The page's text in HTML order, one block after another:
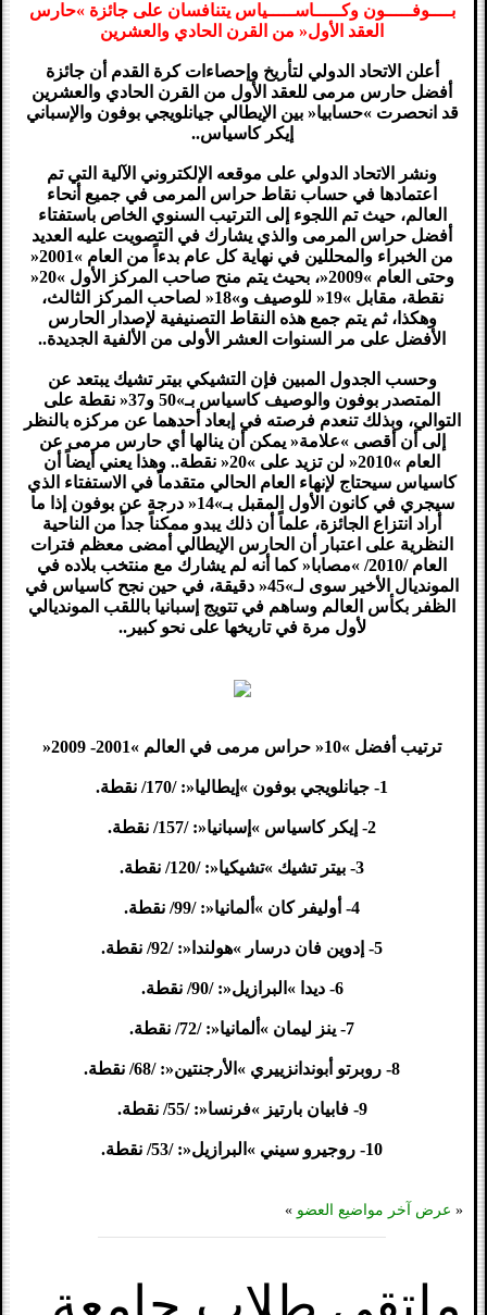
بــــوفـــــون وكـــــاســـــياس يتنافسان على جائزة »حارس
العقد الأول« من القرن الحادي والعشرين
أعلن الاتحاد الدولي لتأريخ وإحصاءات كرة القدم أن جائزة
أفضل حارس مرمى للعقد الأول من القرن الحادي والعشرين
قد انحصرت »حسابيا« بين الإيطالي جيانلويجي بوفون والإسباني
إيكر كاسياس..
ونشر الاتحاد الدولي على موقعه الإلكتروني الآلية التي تم
اعتمادها في حساب نقاط حراس المرمى في جميع أنحاء
العالم، حيث تم اللجوء إلى الترتيب السنوي الخاص باستفتاء
أفضل حراس المرمى والذي يشارك في التصويت عليه العديد
من الخبراء والمحللين في نهاية كل عام بدءاً من العام »2001«
وحتى العام »2009«، بحيث يتم منح صاحب المركز الأول »20«
نقطة، مقابل »19« للوصيف و»18« لصاحب المركز الثالث،
وهكذا، ثم يتم جمع هذه النقاط التصنيفية لإصدار الحارس
الأفضل على مر السنوات العشر الأولى من الألفية الجديدة..
وحسب الجدول المبين فإن التشيكي بيتر تشيك يبتعد عن
المتصدر بوفون والوصيف كاسياس بـ»50 و37« نقطة على
التوالي، وبذلك تنعدم فرصته في إبعاد أحدهما عن مركزه بالنظر
إلى أن أقصى »علامة« يمكن أن ينالها أي حارس مرمى عن
العام »2010« لن تزيد على »20« نقطة.. وهذا يعني أيضاً أن
كاسياس سيحتاج لإنهاء العام الحالي متقدماً في الاستفتاء الذي
سيجري في كانون الأول المقبل بـ»14« درجة عن بوفون إذا ما
أراد انتزاع الجائزة، علماً أن ذلك يبدو ممكناً جداً من الناحية
النظرية على اعتبار أن الحارس الإيطالي أمضى معظم فترات
العام /2010/ »مصابا« كما أنه لم يشارك مع منتخب بلاده في
المونديال الأخير سوى لـ»45« دقيقة، في حين نجح كاسياس في
الظفر بكأس العالم وساهم في تتويج إسبانيا باللقب المونديالي
لأول مرة في تاريخها على نحو كبير..
ترتيب أفضل »10« حراس مرمى في العالم »2001- 2009«
1- جيانلويجي بوفون »إيطاليا«: /170/ نقطة.
2- إيكر كاسياس »إسبانيا«: /157/ نقطة.
3- بيتر تشيك »تشيكيا«: /120/ نقطة.
4- أوليفر كان »ألمانيا«: /99/ نقطة.
5- إدوين فان درسار »هولندا«: /92/ نقطة.
6- ديدا »البرازيل«: /90/ نقطة.
7- ينز ليمان »ألمانيا«: /72/ نقطة.
8- روبرتو أبوندانزييري »الأرجنتين«: /68/ نقطة.
9- فابيان بارتيز »فرنسا«: /55/ نقطة.
10- روجيرو سيني »البرازيل«: /53/ نقطة.
« عرض آخر مواضيع العضو »